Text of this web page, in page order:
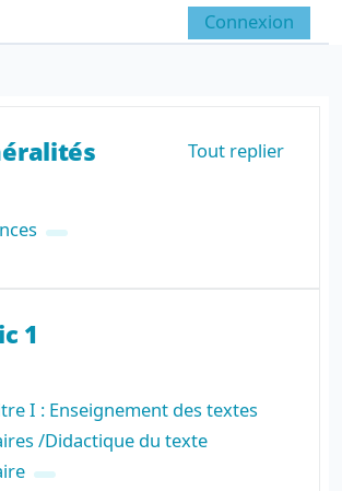
Activer/désactiver la
Connexion
Tout replier
Forum
1
I : Enseignement des textes
/Didactique du texte
Fichier